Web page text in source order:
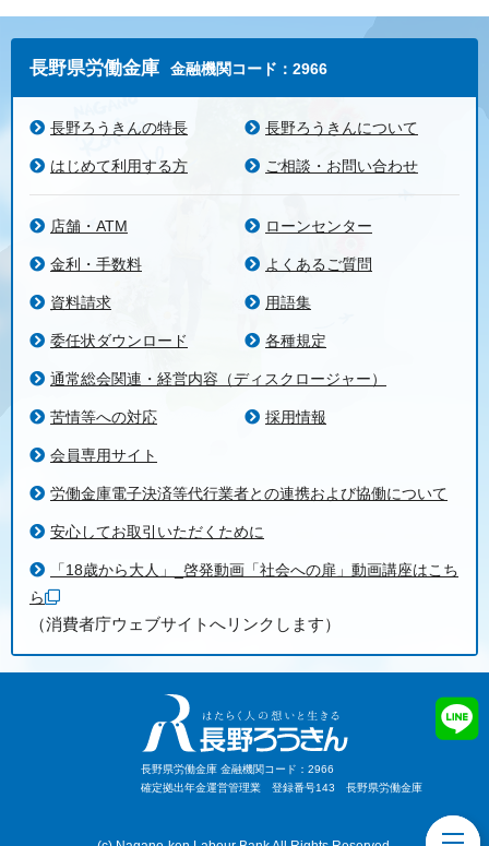
長野県労働金庫 金融機関コード：2966
長野ろうきんの特長 長野ろうきんについて
はじめて利用する方 ご相談・お問い合わせ
店舗・ATM ローンセンター
金利・手数料 よくあるご質問
資料請求 用語集
委任状ダウンロード 各種規定
通常総会関連・経営内容（ディスクロージャー）
苦情等への対応 採用情報
会員専用サイト
労働金庫電子決済等代行業者との連携および協働について
安心してお取引いただくために
「18歳から大人」_啓発動画「社会への扉」動画講座はこち
ら
（消費者庁ウェブサイトへリンクします）
長野県労働金庫 金融機関コード：2966
確定拠出年金運営管理業 登録番号143 長野県労働金庫
toggle